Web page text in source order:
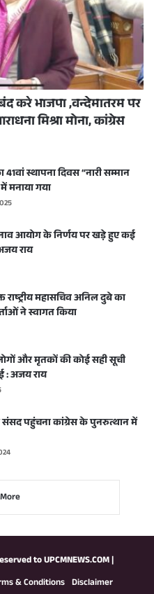
करे भाजपा ,वन्देमातरम पर
मिश्रा मोना, कांग्रेस
41वां स्थापना दिवस “नारी सम्मान
मनाया गया
आयोग के निर्णय पर खड़े हुए कई
राय
राष्ट्रीय महासचिव अनिल दुबे का
ने स्वागत किया
और मृतकों की कोई सही सूची
: अजय राय
संसद पहुंचना कांग्रेस के पुनरुत्थान में
toUPCMNEWS.COM|
& Conditions Disclaimer